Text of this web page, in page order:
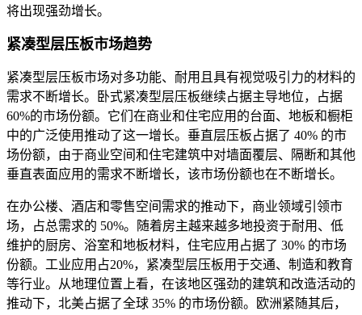
将出现强劲增长。
紧凑型层压板市场趋势
紧凑型层压板市场对多功能、耐用且具有视觉吸引力的材料的
需求不断增长。卧式紧凑型层压板继续占据主导地位，占据
60%的市场份额。它们在商业和住宅应用的台面、地板和橱柜
中的广泛使用推动了这一增长。垂直层压板占据了 40% 的市
场份额，由于商业空间和住宅建筑中对墙面覆层、隔断和其他
垂直表面应用的需求不断增长，该市场份额也在不断增长。
在办公楼、酒店和零售空间需求的推动下，商业领域引领市
场，占总需求的 50%。随着房主越来越多地投资于耐用、低
维护的厨房、浴室和地板材料，住宅应用占据了 30% 的市场
份额。工业应用占20%，紧凑型层压板用于交通、制造和教育
等行业。从地理位置上看，在该地区强劲的建筑和改造活动的
推动下，北美占据了全球 35% 的市场份额。欧洲紧随其后，